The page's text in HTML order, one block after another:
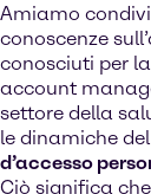
Amiamo
conoscenze
conosciuti per
account
settore della
le dinamiche
d’accesso
Ciò significa